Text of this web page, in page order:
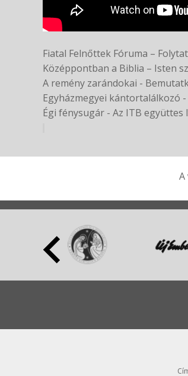
Fiatal Felnőttek Fóruma –
Középpontban a Biblia – Isten
A remény zarándokai -
Egyházmegyei kántortalálkozó
Égi fénysugár - Az ITB